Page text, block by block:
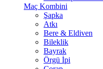
Maç Kombini
Şapka
Atkı
Bere & Eldiven
Bileklik
Bayrak
Örgü İpi